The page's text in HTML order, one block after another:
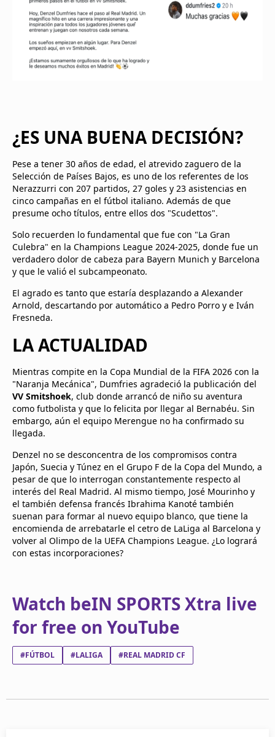
¿ES UNA BUENA DECISIÓN?
Pese a tener 30 años de edad, el atrevido zaguero de la
Selección de Países Bajos, es uno de los referentes de los
Nerazzurri con 207 partidos, 27 goles y 23 asistencias en
cinco campañas en el fútbol italiano. Además de que
presume ocho títulos, entre ellos dos "Scudettos".
Solo recuerden lo fundamental que fue con "La Gran
Culebra" en la Champions League 2024-2025, donde fue un
verdadero dolor de cabeza para Bayern Munich y Barcelona
y que le valió el subcampeonato.
El agrado es tanto que estaría desplazando a Alexander
Arnold, descartando por automático a Pedro Porro y e Iván
Fresneda.
LA ACTUALIDAD
Mientras compite en la Copa Mundial de la FIFA 2026 con la
"Naranja Mecánica", Dumfries agradeció la publicación del
VV Smitshoek, club donde arrancó de niño su aventura
como futbolista y que lo felicita por llegar al Bernabéu. Sin
embargo, aún el equipo Merengue no ha confirmado su
llegada.
Denzel no se desconcentra de los compromisos contra
Japón, Suecia y Túnez en el Grupo F de la Copa del Mundo, a
pesar de que lo interrogan constantemente respecto al
interés del Real Madrid. Al mismo tiempo, José Mourinho y
el también defensa francés Ibrahima Kanoté también
suenan para formar al nuevo equipo blanco, que tiene la
encomienda de arrebatarle el cetro de LaLiga al Barcelona y
volver al Olimpo de la UEFA Champions League. ¿Lo logrará
con estas incorporaciones?
Watch beIN SPORTS Xtra live
for free on YouTube
#FÚTBOL #LALIGA #REAL MADRID CF